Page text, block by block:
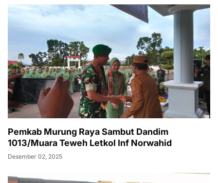
Pemkab Murung Raya Sambut Dandim
1013/Muara Teweh Letkol Inf Norwahid
Desember 02, 2025